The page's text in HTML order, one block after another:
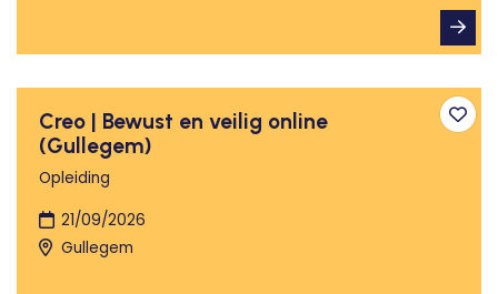
Creo | Bewust en veilig online
(Gullegem)
Opleiding
21/09/2026
Gullegem